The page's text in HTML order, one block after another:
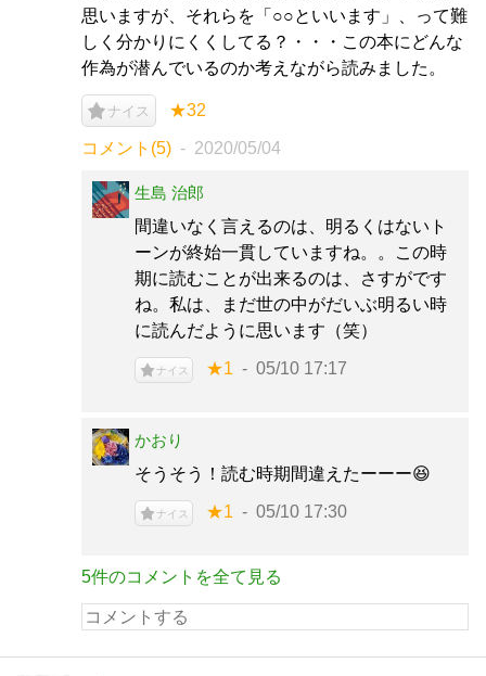
思いますが、それらを「○○といいます」、って難
しく分かりにくくしてる？・・・この本にどんな
作為が潜んでいるのか考えながら読みました。
ナイス ★32
コメント(5) 2020/05/04
生島 治郎
間違いなく言えるのは、明るくはないト
ーンが終始一貫していますね。。この時
期に読むことが出来るのは、さすがです
ね。私は、まだ世の中がだいぶ明るい時
に読んだように思います（笑）
ナイス ★1 05/10 17:17
かおり
そうそう！読む時期間違えたーーー😆
ナイス ★1 05/10 17:30
5件のコメントを全て見る